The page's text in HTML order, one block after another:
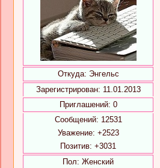
Откуда: Энгельс
Зарегистрирован: 11.01.2013
Приглашений: 0
Сообщений: 12531
Уважение: +2523
Позитив: +3031
Пол: Женский